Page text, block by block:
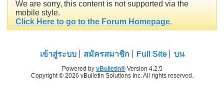
We are sorry, this content is not supported via the
mobile style.
Click Here to go to the Forum Homepage.
เข้าสู่ระบบ สมัครสมาชิก Full Site บน
Powered by vBulletin®Version 4.2.5
Copyright © 2026 vBulletin Solutions Inc. All rights reserved.